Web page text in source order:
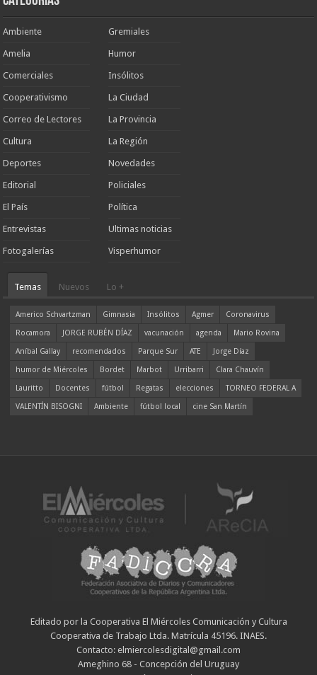
Ambiente
Amelia
Comerciales
Cooperativismo
Correo de Lectores
Cultura
Deportes
Editorial
El País
Entrevistas
Fotogalerías
Gremiales
Humor
Insólitos
La Ciudad
La Provincia
La Región
Novedades
Policiales
Política
Ultimas noticias
Visperhumor
Temas Nuevos Lo +
Americo Schvartzman Gimnasia Insólitos Agmer
Coronavirus
Rocamora
JORGE RUBÉN DÍAZ vacunación agenda
Mario Rovina
Aníbal Gallay
recomendados Parque Sur ATE
Jorge Díaz
humor de Miércoles
Bordet Marbot Urribarri
Clara Chauvín
Lauritto
Docentes fútbol Regatas elecciones
TORNEO FEDERAL A
VALENTÍN BISOGNI
Ambiente fútbol local cine San Martín
Editado por la Cooperativa El Miércoles Comunicación y Cultura
Cooperativa de Trabajo Ltda. Matrícula 45196. INAES.
Contacto: elmiercolesdigital@gmail.com
Ameghino 68 - Concepción del Uruguay